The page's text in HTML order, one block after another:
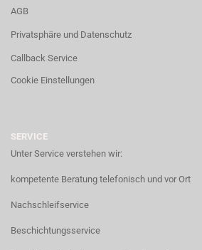
AGB
Privatsphäre und Datenschutz
Callback Service
Cookie Einstellungen
SERVICE
Unter Service verstehen wir:
kompetente Beratung telefonisch und vor Ort
Nachschleifservice
Beschichtungsservice